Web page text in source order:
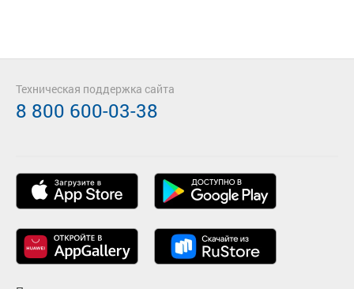
Техническая поддержка сайта
8 800 600-03-38